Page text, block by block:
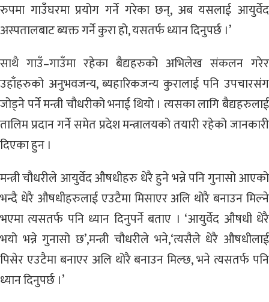
रुपमा गाउँघरमा प्रयोग गर्ने गरेका छन्, अब यसलाई आयुर्वेद
अस्पतालबाट ब्यक्त गर्ने कुरा हो, यसतर्फ ध्यान दिनुपर्छ ।’
साथै गाउँ–गाउँमा रहेका बैद्यहरुको अभिलेख संकलन गरेर
उहाँहरुको अनुभवजन्य, ब्यहारिकजन्य कुरालाई पनि उपचारसंग
जोड्ने पर्ने मन्त्री चौधरीको भनाई थियो । त्यसका लागि बैद्यहरुलाई
तालिम प्रदान गर्ने समेत प्रदेश मन्त्रालयको तयारी रहेको जानकारी
दिएका हुन ।
मन्त्री चौधरीले आयुर्वेद औषधीहरु धेरै हुने भन्ने पनि गुनासो आएको
भन्दै धेरै औषधीहरुलाई एउटैमा मिसाएर अलि थोरै बनाउन मिल्ने
भएमा त्यसतर्फ पनि ध्यान दिनुपर्ने बताए । ‘आयुर्वेद औषधी धेरै
भयो भन्ने गुनासो छ’,मन्त्री चौधरीले भने,‘त्यसैले धेरै औषधीलाई
पिसेर एउटैमा बनाएर अलि थोरै बनाउन मिल्छ, भने त्यसतर्फ पनि
ध्यान दिनुपर्छ ।’